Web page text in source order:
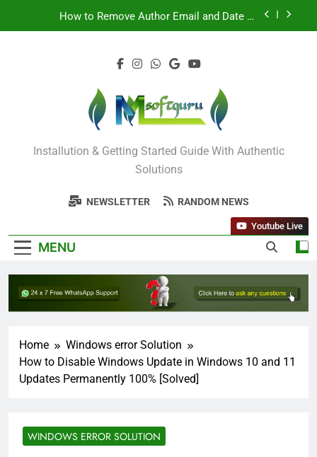
How to Remove Author Email and Date in
Alternative Solutions
Download
10 Tips to Optimize Elementor Website Speed
Including Image
WordPress
STM 3.5 Bengali Typing Software Download With
Mysoftguru Tech
Installution & Getting Started Guide With Authentic
Solutions
NEWSLETTER RANDOM NEWS
MENU
Youtube Live
Home
Windows error Solution
How to Disable Windows Update in Windows 10 and 11
Updates Permanently 100% [Solved]
WINDOWS ERROR SOLUTION